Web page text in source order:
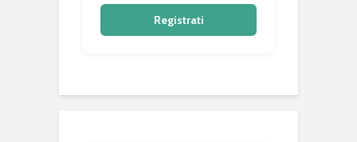
Registrati